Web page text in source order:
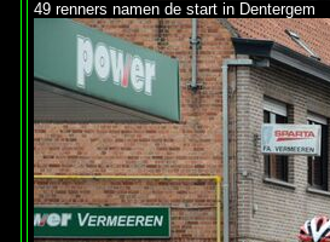
49 renners namen de start in Dentergem